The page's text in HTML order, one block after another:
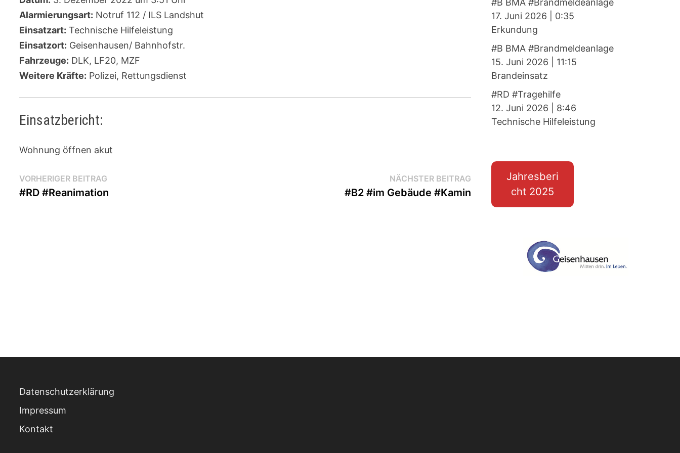
Alarmierungsart: Notruf 112 / ILS Landshut
Einsatzart: Technische Hilfeleistung
Einsatzort: Geisenhausen/ Bahnhofstr.
Fahrzeuge: DLK, LF20, MZF
Weitere Kräfte: Polizei, Rettungsdienst
Einsatzbericht:
Wohnung öffnen akut
Beitragsnavigation
VORHERIGER BEITRAG
Beitrag:
#RD #Reanimation
NÄCHSTER BEITRAGNächster
Beitrag:
#B2 #im Gebäude #Kamin
#B BMA #Brandmeldeanlage
17. Juni 2026
0:35
Erkundung
#B BMA #Brandmeldeanlage
15. Juni 2026
11:15
Brandeinsatz
#RD #Tragehilfe
12. Juni 2026
8:46
Technische Hilfeleistung
Jahresberi
cht 2025
Datenschutzerklärung
Impressum
Kontakt